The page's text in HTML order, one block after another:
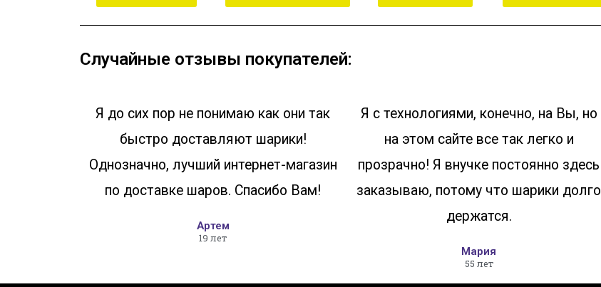
Случайные отзывы покупателей:
Я до сих пор не понимаю как они так
быстро доставляют шарики!
Однозначно, лучший интернет-магазин
по доставке шаров. Спасибо Вам!
Артем
19 лет
Я с технологиями, конечно, на Вы, но
на этом сайте все так легко и
прозрачно! Я внучке постоянно здесь
заказываю, потому что шарики долго
держатся.
Мария
55 лет